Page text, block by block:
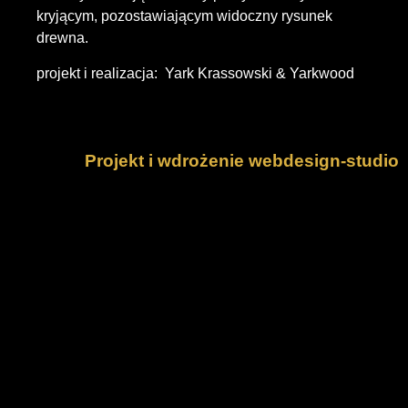
kryjącym, pozostawiającym widoczny rysunek
drewna.
projekt i realizacja: Yark Krassowski & Yarkwood
Projekt i wdrożenie webdesign-studio